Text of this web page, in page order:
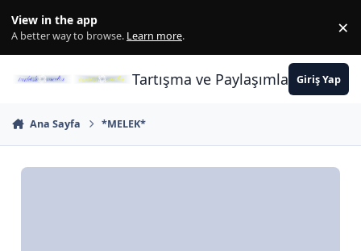
View in the app
A better way to browse. Learn more. ×
Tartışma ve PaylaşımlarınGiriş Yap
Ana Sayfa *MELEK*